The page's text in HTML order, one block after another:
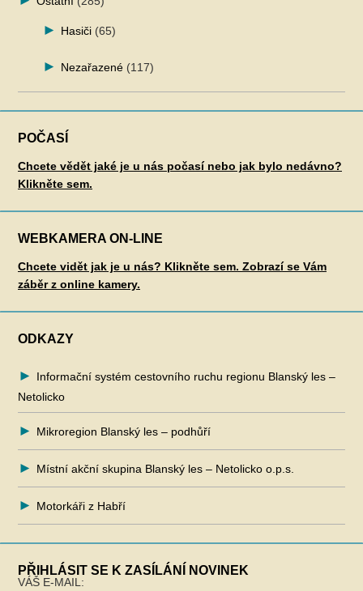
Hasiči (65)
Nezařazené (117)
POČASÍ
Chcete vědět jaké je u nás počasí nebo jak bylo nedávno?
Klikněte sem.
WEBKAMERA ON-LINE
Chcete vidět jak je u nás? Klikněte sem. Zobrazí se Vám
záběr z online kamery.
ODKAZY
Informační systém cestovního ruchu regionu Blanský les –
Netolicko
Mikroregion Blanský les – podhůří
Místní akční skupina Blanský les – Netolicko o.p.s.
Motorkáři z Habří
PŘIHLÁSIT SE K ZASÍLÁNÍ NOVINEK
VÁŠ E-MAIL: